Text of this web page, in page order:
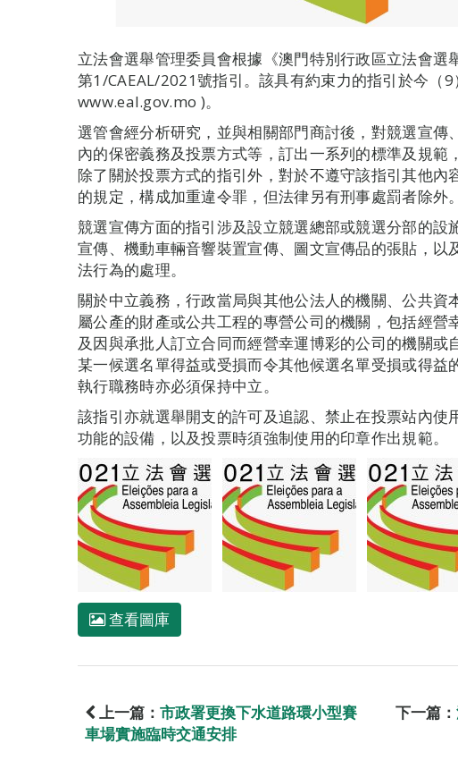
立法會選舉管理委員會根據《澳門特別行政區立法會選
第1/CAEAL/2021號指引。該具有約束力的指引於今（
www.eal.gov.mo )。
選管會經分析研究，並與相關部門商討後，對競選宣傳
內的保密義務及投票方式等，訂出一系列的標準及規範
除了關於投票方式的指引外，對於不遵守該指引其他內
的規定，構成加重違令罪，但法律另有刑事處罰者除外。
競選宣傳方面的指引涉及設立競選總部或競選分部的設
宣傳、機動車輛音響裝置宣傳、圖文宣傳品的張貼，以
法行為的處理。
關於中立義務，行政當局與其他公法人的機關、公共資
屬公產的財產或公共工程的專營公司的機關，包括經營
及因與承批人訂立合同而經營幸運博彩的公司的機關或
某一候選名單得益或受損而令其他候選名單受損或得益
執行職務時亦必須保持中立。
該指引亦就選舉開支的許可及追認、禁止在投票站內使
功能的設備，以及投票時須強制使用的印章作出規範。
查看圖庫
上一篇： 市政署更換下水道路環小型賽
車場實施臨時交通安排
下一篇：